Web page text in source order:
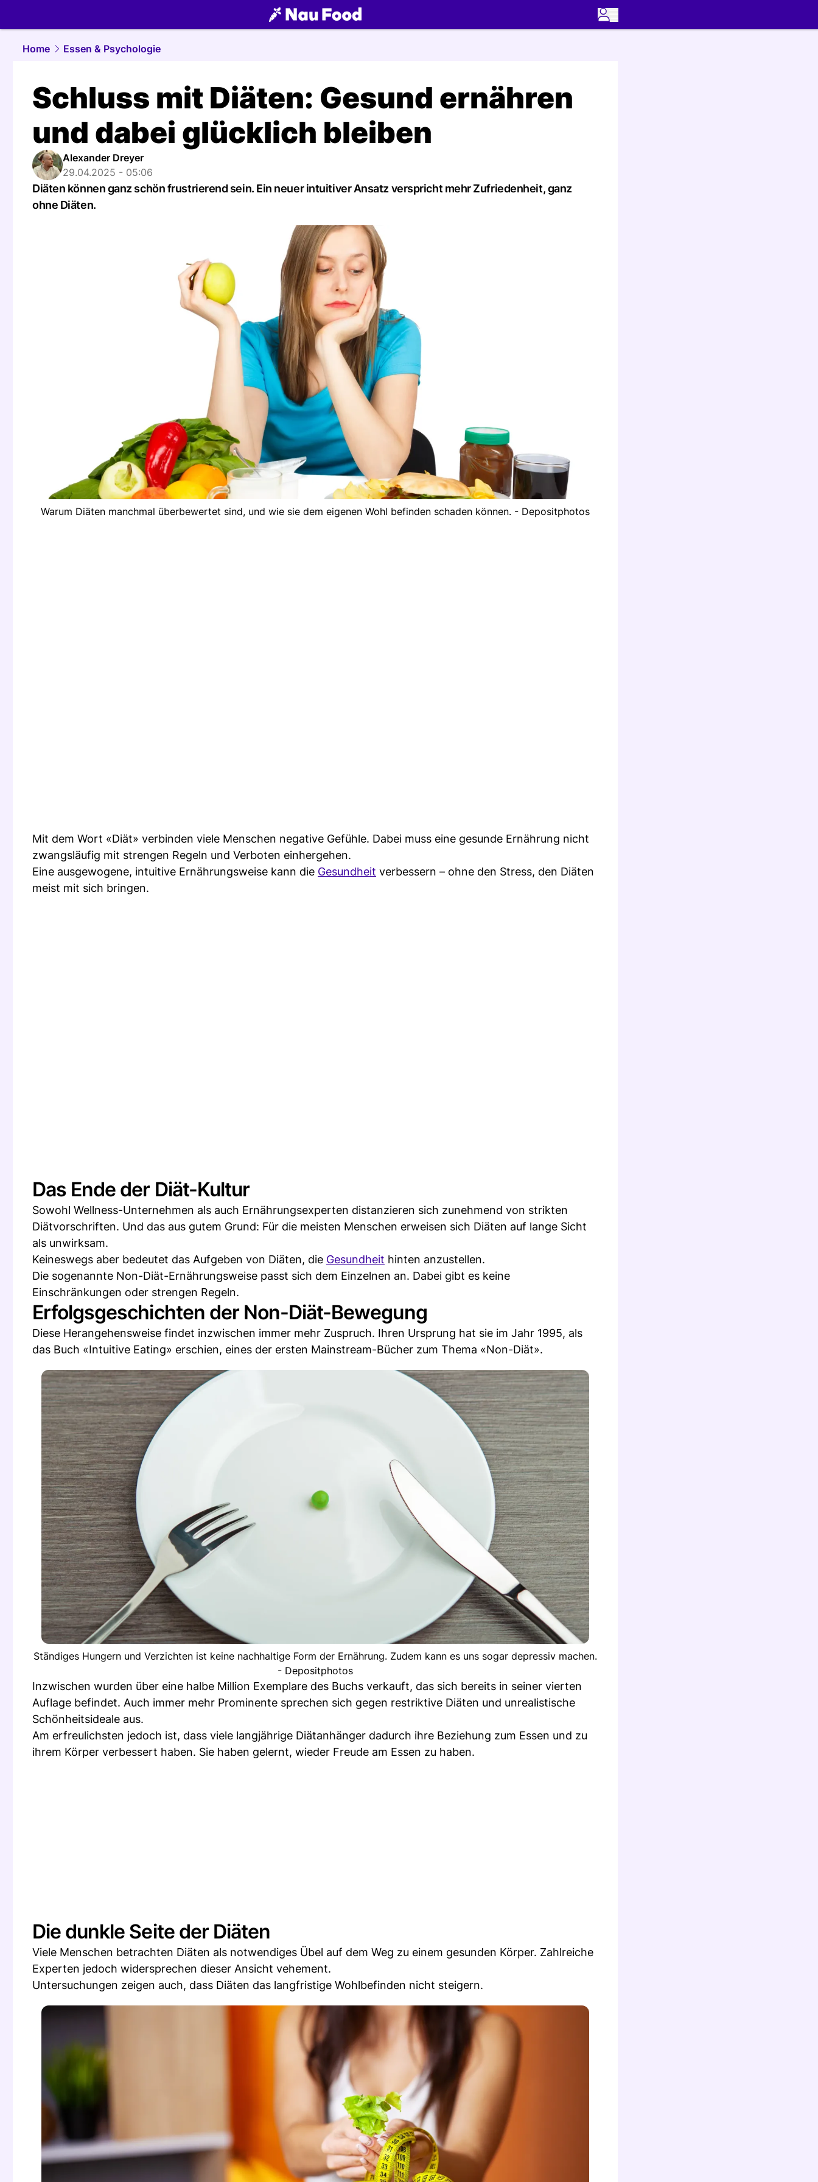
food.NAU.ch
Home
Essen & Psychologie
Schluss mit Diäten: Gesund ernähren
und dabei glücklich bleiben
Alexander Dreyer
29.04.2025 - 05:06
Diäten können ganz schön frustrierend sein. Ein neuer intuitiver Ansatz verspricht mehr Zufriedenheit, ganz
ohne Diäten.
Warum Diäten manchmal überbewertet sind, und wie sie dem eigenen Wohl befinden schaden können. - Depositphotos
Mit dem Wort «Diät» verbinden viele Menschen negative Gefühle. Dabei muss eine gesunde Ernährung nicht
zwangsläufig mit strengen Regeln und Verboten einhergehen.
Eine ausgewogene, intuitive Ernährungsweise kann die Gesundheit verbessern – ohne den Stress, den Diäten
meist mit sich bringen.
Das Ende der Diät-Kultur
Sowohl Wellness-Unternehmen als auch Ernährungsexperten distanzieren sich zunehmend von strikten
Diätvorschriften. Und das aus gutem Grund: Für die meisten Menschen erweisen sich Diäten auf lange Sicht
als unwirksam.
Keineswegs aber bedeutet das Aufgeben von Diäten, die Gesundheit hinten anzustellen.
Die sogenannte Non-Diät-Ernährungsweise passt sich dem Einzelnen an. Dabei gibt es keine
Einschränkungen oder strengen Regeln.
Erfolgsgeschichten der Non-Diät-Bewegung
Diese Herangehensweise findet inzwischen immer mehr Zuspruch. Ihren Ursprung hat sie im Jahr 1995, als
das Buch «Intuitive Eating» erschien, eines der ersten Mainstream-Bücher zum Thema «Non-Diät».
Ständiges Hungern und Verzichten ist keine nachhaltige Form der Ernährung. Zudem kann es uns sogar depressiv machen.
- Depositphotos
Inzwischen wurden über eine halbe Million Exemplare des Buchs verkauft, das sich bereits in seiner vierten
Auflage befindet. Auch immer mehr Prominente sprechen sich gegen restriktive Diäten und unrealistische
Schönheitsideale aus.
Am erfreulichsten jedoch ist, dass viele langjährige Diätanhänger dadurch ihre Beziehung zum Essen und zu
ihrem Körper verbessert haben. Sie haben gelernt, wieder Freude am Essen zu haben.
Die dunkle Seite der Diäten
Viele Menschen betrachten Diäten als notwendiges Übel auf dem Weg zu einem gesunden Körper. Zahlreiche
Experten jedoch widersprechen dieser Ansicht vehement.
Untersuchungen zeigen auch, dass Diäten das langfristige Wohlbefinden nicht steigern.